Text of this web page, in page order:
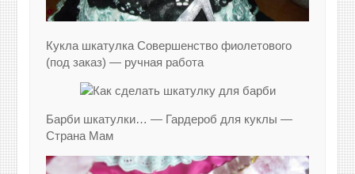
Кукла шкатулка Совершенство фиолетового
(под заказ) — ручная работа
Барби шкатулки… — Гардероб для куклы —
Страна Мам